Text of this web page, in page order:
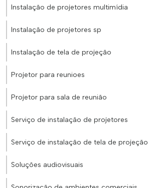
Instalação de projetores multimídia
Instalação de projetores sp
Instalação de tela de projeção
Projetor para reunioes
Projetor para sala de reunião
Serviço de instalação de projetores
Serviço de instalação de tela de projeção
Soluções audiovisuais